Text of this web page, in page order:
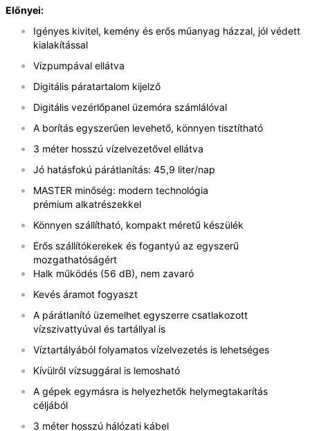
Előnyei:
Igényes kivitel, kemény és erős műanyag házzal, jól védett
kialakítással
Vízpumpával ellátva
Digitális páratartalom kijelző
Digitális vezérlőpanel üzemóra számlálóval
A borítás egyszerűen levehető, könnyen tisztítható
3 méter hosszú vízelvezetővel ellátva
Jó hatásfokú párátlanítás: 45,9 liter/nap
MASTER minőség: modern technológia
prémium alkatrészekkel
Könnyen szállítható, kompakt méretű készülék
Erős szállítókerekek és fogantyú az egyszerű
mozgathatóságért
Halk működés (56 dB), nem zavaró
Kevés áramot fogyaszt
A párátlanító üzemelhet egyszerre csatlakozott
vízszivattyúval és tartállyal is
Víztartályából folyamatos vízelvezetés is lehetséges
Kívülről vízsuggáral is lemosható
A gépek egymásra is helyezhetők helymegtakarítás
céljából
3 méter hosszú hálózati kábel